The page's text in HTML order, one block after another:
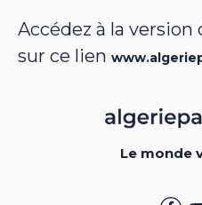
Accédez à la
sur ce lien
Le monde